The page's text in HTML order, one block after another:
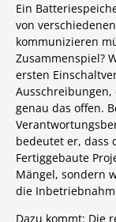
Ein
von
kommunizieren
Zusammenspiel?
ersten
genau das offen.
bedeutet er, dass
Fertiggebaute
Mängel, sondern
die
Dazu kommt: Die